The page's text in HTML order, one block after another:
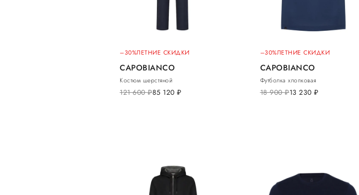
–30%ЛЕТНИЕ СКИДКИ
CAPOBIANCO
Костюм шерстяной
121 600руб.85 120 руб.
–30%ЛЕТНИЕ СКИДКИ
CAPOBIANCO
Футболка хлопковая
18 900руб.13 230 руб.